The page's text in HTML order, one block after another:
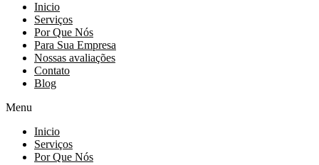
Inicio
Serviços
Por Que Nós
Para Sua Empresa
Nossas avaliações
Contato
Blog
Menu
Inicio
Serviços
Por Que Nós